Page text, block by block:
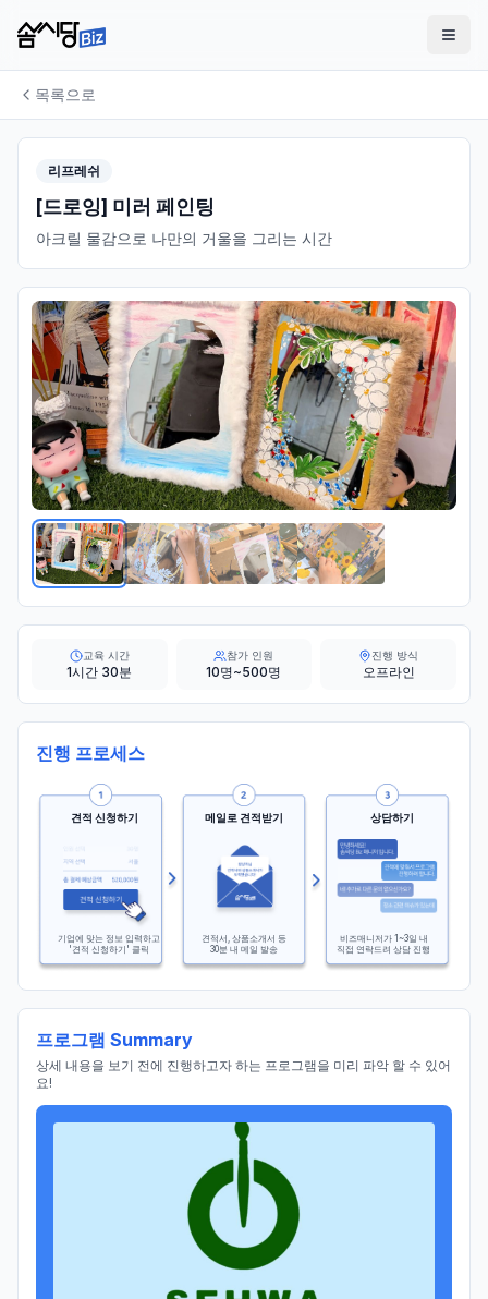
목록으로
리프레쉬
[드로잉] 미러 페인팅
아크릴 물감으로 나만의 거울을 그리는 시간
교육 시간
1시간 30분
참가 인원
10명~500명
진행 방식
오프라인
진행 프로세스
견적 신청하기
기업에 맞는 정보 입력하고
'견적 신청하기' 클릭
메일로 견적받기
견적서, 상품소개서 등
30분 내 메일 발송
상담하기
비즈매니저가 1~3일 내
직접 연락드려 상담 진행
프로그램 Summary
상세 내용을 보기 전에 진행하고자 하는 프로그램을 미리 파악 할 수 있어
요!